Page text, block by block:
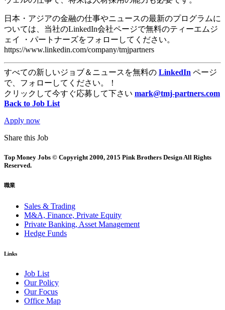
日本・アジアの金融の仕事やニュースの最新のプログラムに
ついては、当社のLinkedIn会社ページで無料のティーエムジ
ェイ ・パートナーズをフォローしてください。
https://www.linkedin.com/company/tmjpartners
すべての新しいジョブ＆ニュースを無料の LinkedIn ページ
で、フォローしてください。！
クリックして今すぐ応募して下さい mark@tmj-partners.com
Back to Job List
Apply now
Share this Job
Top Money Jobs © Copyright 2000, 2015 Pink Brothers Design All Rights
Reserved.
職業
Sales & Trading
M&A, Finance, Private Equity
Private Banking, Asset Management
Hedge Funds
Links
Job List
Our Policy
Our Focus
Office Map